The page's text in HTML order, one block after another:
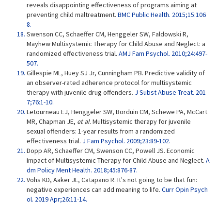
reveals disappointing effectiveness of programs aiming at
preventing child maltreatment. BMC Public Health. 2015;15:106
8.
Swenson CC, Schaeffer CM, Henggeler SW, Faldowski R,
Mayhew Multisystemic Therapy for Child Abuse and Neglect: a
randomized effectiveness trial. AMJ Fam Psychol. 2010;24:497-
507.
Gillespie ML, Huey SJ Jr, Cunningham PB. Predictive validity of
an observer-rated adherence protocol for multisystemic
therapy with juvenile drug offenders. J Subst Abuse Treat. 201
7;76:1-10.
Letourneau EJ, Henggeler SW, Borduin CM, Schewe PA, McCart
MR, Chapman JE, et al. Multisystemic therapy for juvenile
sexual offenders: 1-year results from a randomized
effectiveness trial. J Fam Psychol. 2009;23:89-102.
Dopp AR, Schaeffer CM, Swenson CC, Powell JS. Economic
Impact of Multisystemic Therapy for Child Abuse and Neglect. A
dm Policy Ment Health. 2018;45:876-87.
Vohs KD, Aaker JL, Catapano R. It's not going to be that fun:
negative experiences can add meaning to life. Curr Opin Psych
ol. 2019 Apr;26:11-14.